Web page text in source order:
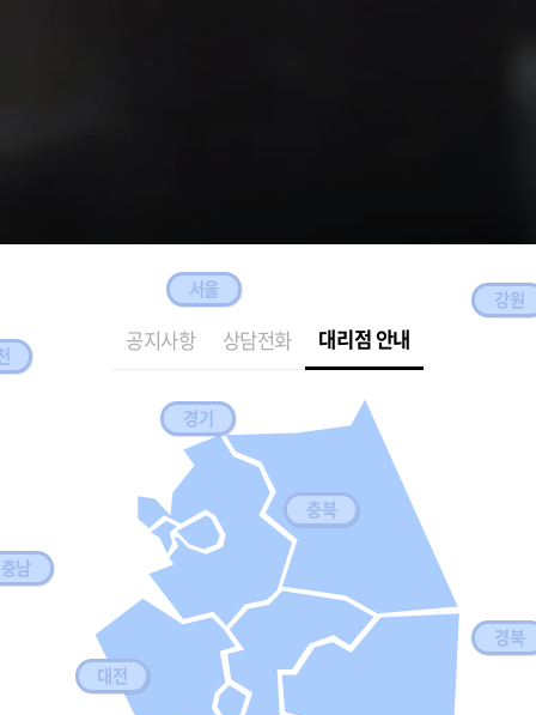
공지사항 상담전화 대리점 안내
서울 강원
경기
충북
충남
경북
대전